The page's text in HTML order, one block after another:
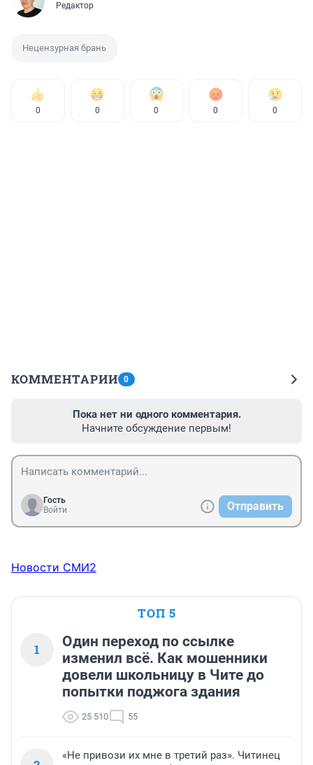
Редактор
Нецензурная брань
0 0 0 0 0
КОММЕНТАРИИ 0
Пока нет ни одного комментария.
Начните обсуждение первым!
Гость
Войти
Отправить
Новости СМИ2
ТОП 5
1
Один переход по ссылке
изменил всё. Как мошенники
довели школьницу в Чите до
попытки поджога здания
25 510 55
«Не привози их мне в третий раз». Читинец